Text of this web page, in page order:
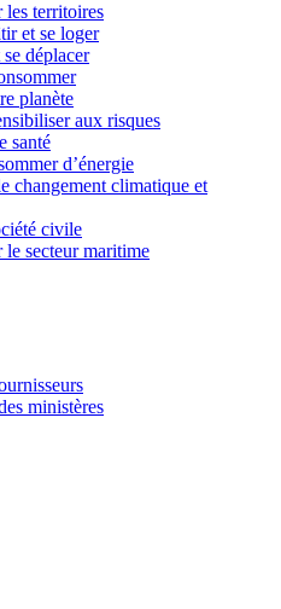
les territoires
et se loger
déplacer
planète
aux risques
santé
d’énergie
changement climatique et
civile
secteur maritime
ministères